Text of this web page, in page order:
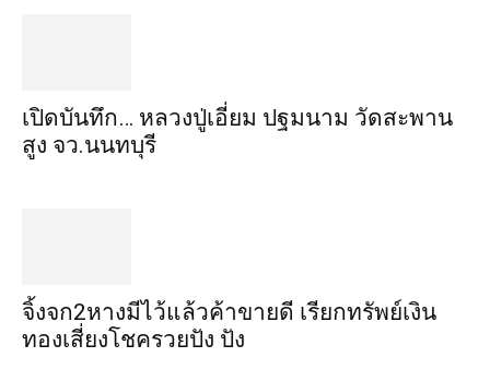
เปิดบันทึก… หลวงปู่เอี่ยม ​ปฐม​นาม​ วัดสะพาน
สูง​ จว.นนทบุรี
จิ้งจก​2​หาง​มีไว้แล้ว​ค้าขาย​ดี​ เรียก​ทรัพย์เงิน
ทอง​เสี่ยงโชค​รวยปัง​ ปัง​